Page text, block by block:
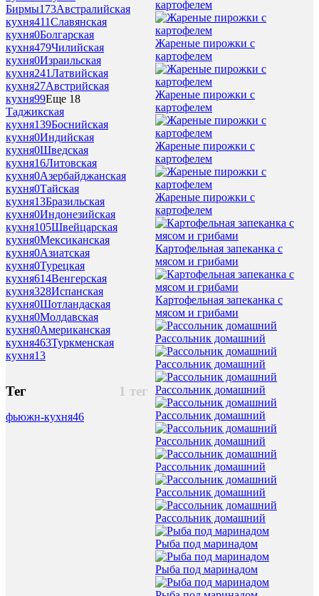
Бирмы173Австралийская
кухня411Славянская
кухня0Болгарская
кухня479Чилийская
кухня0Израильская
кухня241Латвийская
кухня27Австрийская
кухня99Еще 18
Таджикская
кухня139Боснийская
кухня0Индийская
кухня0Шведская
кухня16Литовская
кухня0Азербайджанская
кухня0Тайская
кухня13Бразильская
кухня0Индонезийская
кухня105Швейцарская
кухня0Мексиканская
кухня0Азиатская
кухня0Турецкая
кухня614Венгерская
кухня328Испанская
кухня0Шотландаская
кухня0Молдавская
кухня0Американская
кухня463Туркменская
кухня13
1 тег
Тег
фьюжн-кухня46
картофелем
Жареные пирожки с
картофелем
Жареные пирожки с
картофелем
Жареные пирожки с
картофелем
Жареные пирожки с
картофелем
Картофельная запеканка с
мясом и грибами
Картофельная запеканка с
мясом и грибами
Рассольник домашний
Рассольник домашний
Рассольник домашний
Рассольник домашний
Рассольник домашний
Рассольник домашний
Рассольник домашний
Рассольник домашний
Рыба под маринадом
Рыба под маринадом